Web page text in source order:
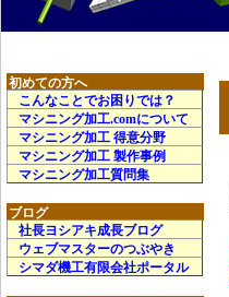
初めての方へ
こんなことでお困りでは？
マシニング加工.comについて
マシニング加工 得意分野
マシニング加工 製作事例
マシニング加工質問集
ブログ
社長ヨシアキ成長ブログ
ウェブマスターのつぶやき
シマダ機工有限会社ポータル